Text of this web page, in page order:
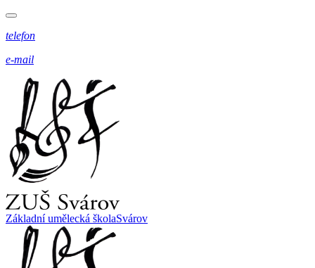
telefon
e-mail
Základní umělecká školaSvárov